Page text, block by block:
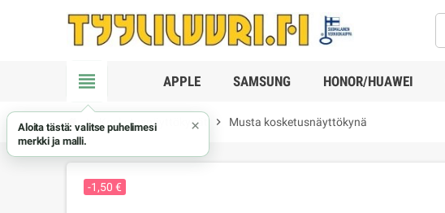
view_headline APPLE SAMSUNG HONOR/HUAWEI
chevron_right Kosketusnäyttökynät chevron_right Musta kosketusnäyttökynä
-1,50 €
Aloita tästä: valitse puhelimesi
merkki ja malli.
×